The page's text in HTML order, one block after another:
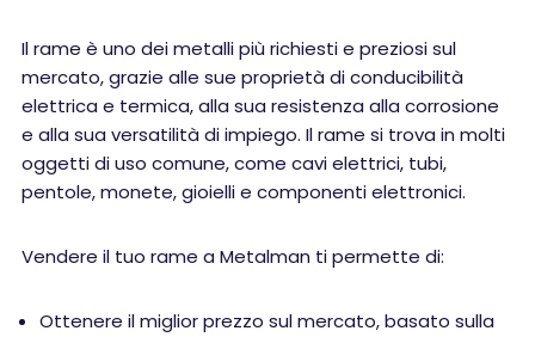
Il rame è uno dei metalli più richiesti e preziosi sul
mercato, grazie alle sue proprietà di conducibilità
elettrica e termica, alla sua resistenza alla corrosione
e alla sua versatilità di impiego. Il rame si trova in molti
oggetti di uso comune, come cavi elettrici, tubi,
pentole, monete, gioielli e componenti elettronici.
Vendere il tuo rame a Metalman ti permette di:
Ottenere il miglior prezzo sul mercato, basato sulla